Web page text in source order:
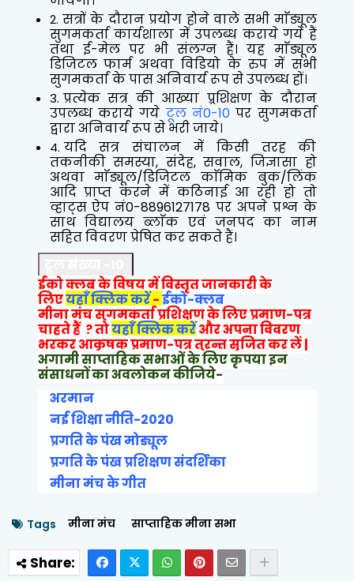
सत्रों के दौरान प्रयोग होने वाले सभी माॅड्यूल
सुगमकर्ता कार्यशाला में उपलब्ध कराये गये हैं
तथा ई-मेल पर भी संलग्न हैं। यह माॅड्यूल
डिजिटल फार्म अथवा विडियो के रुप में सभी
सुगमकर्ता के पास अनिवार्य रूप से उपलब्ध हों।
प्रत्येक सत्र की आख्या प्र्रशिक्षण के दौरान
उपलब्ध कराये गये टूल नं0-10पर सुगमकर्ता
द्वारा अनिवार्य रूप से भरी जाये।
यदि सत्र संचालन में किसी तरह की
तकनीकी समस्या, संदेह, सवाल, जिज्ञासा हो
अथवा माॅड्यूल/डिजिटल काॅमिक बुक/लिंक
आदि प्राप्त करने में कठिनाई आ रही हो तो
व्हाट्स ऐप नं0-8896127178 पर अपने प्रश्न के
साथ विद्यालय ब्लाॅक एवं जनपद का नाम
सहित विवरण प्रेषित कर सकते हैं।
ईको क्लब के विषय में विस्तृत जानकारी के
लिएयहाँ क्लिक करें-ईको-क्लब
मीना मंच सुगमकर्ता प्रशिक्षण के लिए प्रमाण-पत्र
चाहते हैं ? तोयहाँ क्लिक करेंऔर अपना विवरण
भरकर आकृषक प्रमाण-पत्र तुरन्त सृजित कर लें |
अगामी साप्ताहिक सभाओं के लिए कृपया इन
संसाधनों का अवलोकन कीजिये-
अरमान
नई शिक्षा नीति-2020
प्रगति के पंख मोड्यूल
प्रगति के पंख प्रशिक्षण संदर्शिका
मीना मंच के गीत
Tags मीना मंच साप्ताहिक मीना सभा